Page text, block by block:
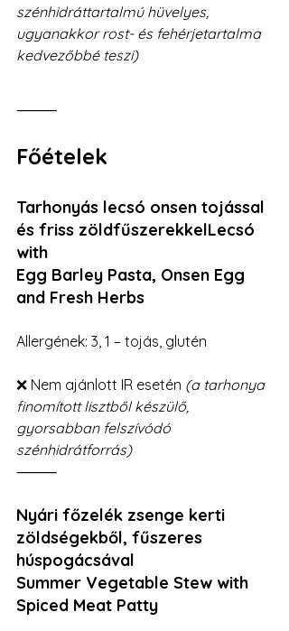
szénhidráttartalmú hüvelyes,
ugyanakkor rost- és fehérjetartalma
kedvezőbbé teszi)
⸻
Főételek
Tarhonyás lecsó onsen tojással
és friss zöldfűszerekkelLecsó
with
Egg Barley Pasta, Onsen Egg
and Fresh Herbs
Allergének: 3, 1 – tojás, glutén
❌ Nem ajánlott IR esetén (a tarhonya
finomított lisztből készülő,
gyorsabban felszívódó
szénhidrátforrás)
⸻
Nyári főzelék zsenge kerti
zöldségekből, fűszeres
húspogácsával
Summer Vegetable Stew with
Spiced Meat Patty